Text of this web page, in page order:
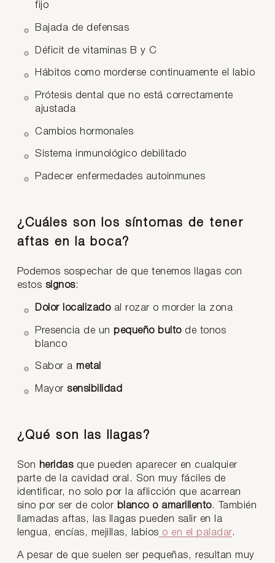
fijo
Bajada de defensas
Déficit de vitaminas B y C
Hábitos como morderse continuamente el labio
Prótesis dental que no está correctamente
ajustada
Cambios hormonales
Sistema inmunológico debilitado
Padecer enfermedades autoinmunes
¿Cuáles son los síntomas de tener
aftas en la boca?
Podemos sospechar de que tenemos llagas con
estos signos:
Dolor localizadoal rozar o morder la zona
Presencia de unpequeño bultode tonos
blanco
Sabor a metal
Mayor sensibilidad
¿Qué son las llagas?
Son heridasque pueden aparecer en cualquier
parte de la cavidad oral. Son muy fáciles de
identificar, no solo por la aflicción que acarrean
sino por ser de color blanco o amarillento. También
llamadas aftas, las llagas pueden salir en la
lengua, encías, mejillas, labios o en el paladar.
A pesar de que suelen ser pequeñas, resultan muy